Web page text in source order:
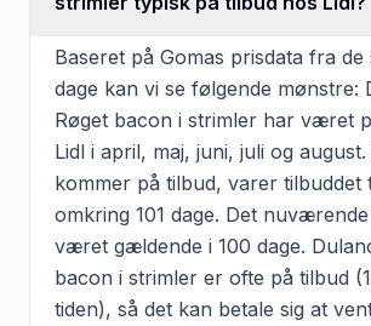
Baseret på Gomas prisdata fra de
dage kan vi se følgende mønstre:
Røget bacon i strimler har været
Lidl i april, maj, juni, juli og
kommer på tilbud, varer tilbuddet
omkring 101 dage. Det
været gældende i 100 dage.
bacon i strimler er ofte på tilbud
tiden), så det kan betale sig at